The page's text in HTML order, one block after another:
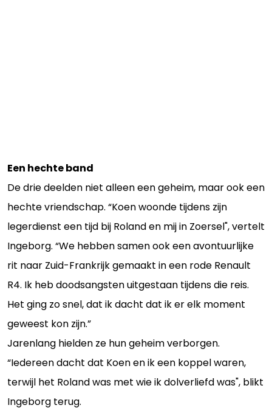
Een hechte band
De drie deelden niet alleen een geheim, maar ook een
hechte vriendschap. “Koen woonde tijdens zijn
legerdienst een tijd bij Roland en mij in Zoersel", vertelt
Ingeborg. “We hebben samen ook een avontuurlijke
rit naar Zuid-Frankrijk gemaakt in een rode Renault
R4. Ik heb doodsangsten uitgestaan tijdens die reis.
Het ging zo snel, dat ik dacht dat ik er elk moment
geweest kon zijn.”
Jarenlang hielden ze hun geheim verborgen.
“Iedereen dacht dat Koen en ik een koppel waren,
terwijl het Roland was met wie ik dolverliefd was", blikt
Ingeborg terug.